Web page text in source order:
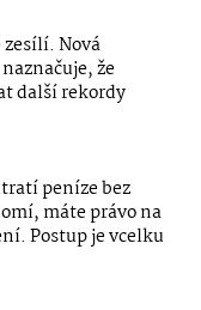
zesílí. Nová
že
další rekordy
peníze bez
máte právo na
Postup je vcelku